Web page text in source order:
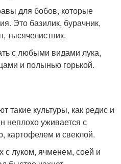
для бобов, которые
Это базилик, бурачник,
тысячелистник.
с любыми видами лука,
и полынью горькой.
такие культуры, как редис и
неплохо уживается с
картофелем и свеклой.
с луком, ячменем, соей и